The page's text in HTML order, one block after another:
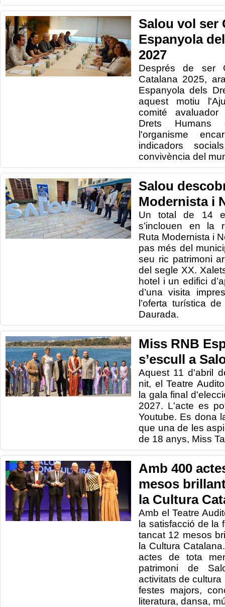
Salou vol ser
Espanyola
2027
Després de ser
Catalana 2025,
Espanyola dels
aquest motiu
comité
Drets Humans
l'organisme
indicadors
convivència del
Salou
Modernista i
Un total de 14
s’inclouen en la
Ruta Modernista i
pas més del
seu ric patrimoni
del segle XX.
hotel i un edifici
d’una visita
l’oferta turística
Daurada.
Miss RNB
s’escull a
Aquest 11 d'abril
nit, el Teatre
la gala final
2027. L'acte es
Youtube. Es dona
que una de les
de 18 anys, Miss
Amb 400
mesos
la Cultura
Amb el Teatre
la satisfacció de la
tancat 12 mesos
la Cultura
actes de tota
patrimoni de
activitats de
festes majors,
literatura, dansa,